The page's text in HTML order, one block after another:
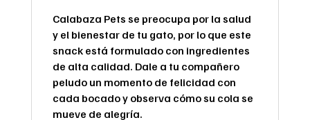
Calabaza Pets se preocupa por la salud
y el bienestar de tu gato, por lo que este
snack está formulado con ingredientes
de alta calidad. Dale a tu compañero
peludo un momento de felicidad con
cada bocado y observa cómo su cola se
mueve de alegría.